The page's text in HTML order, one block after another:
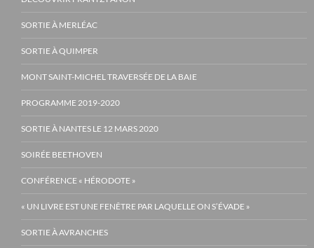
SORTIE À MERLÉAC
SORTIE À QUIMPER
MONT SAINT-MICHEL TRAVERSÉE DE LA BAIE
PROGRAMME 2019-2020
SORTIE À NANTES LE 12 MARS 2020
SOIRÉE BEETHOVEN
CONFÉRENCE « HÉRODOTE »
« UN LIVRE EST UNE FENÊTRE PAR LAQUELLE ON S’ÉVADE »
SORTIE À AVRANCHES